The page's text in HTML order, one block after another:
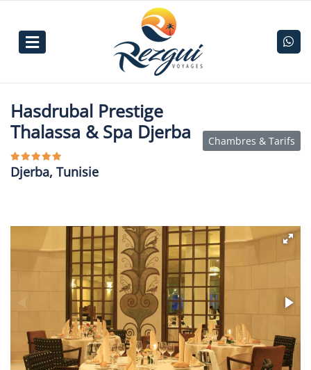
Hasdrubal Prestige
Thalassa & Spa Djerba
Djerba, Tunisie
Chambres & Tarifs